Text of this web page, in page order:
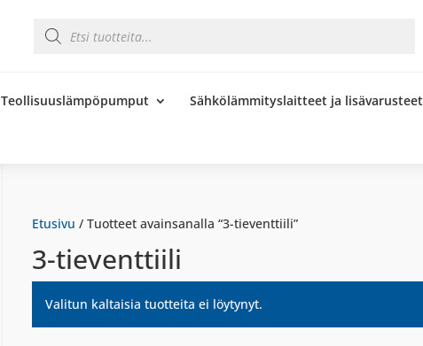
search
Teollisuuslämpöpumput Sähkölämmityslaitteet ja lisävarusteet
Etusivu / Tuotteet avainsanalla “3-tieventtiili”
3-tieventtiili
Valitun kaltaisia tuotteita ei löytynyt.